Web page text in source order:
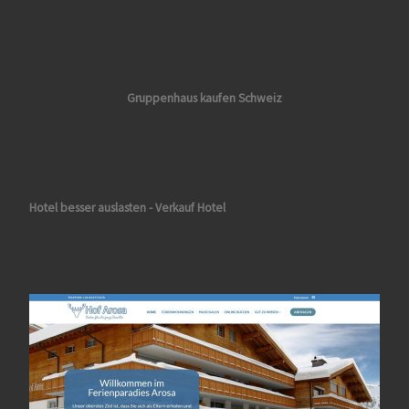
Gruppenhaus kaufen Schweiz
Hotel besser auslasten - Verkauf Hotel